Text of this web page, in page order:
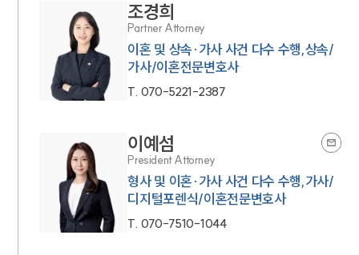
조경희
Partner Attorney
이혼 및 상속·가사 사건 다수 수행,상속/
가사/이혼전문변호사
T. 070-5221-2387
이예섬
President Attorney
형사 및 이혼·가사 사건 다수 수행,가사/
디지털포렌식/이혼전문변호사
T. 070-7510-1044